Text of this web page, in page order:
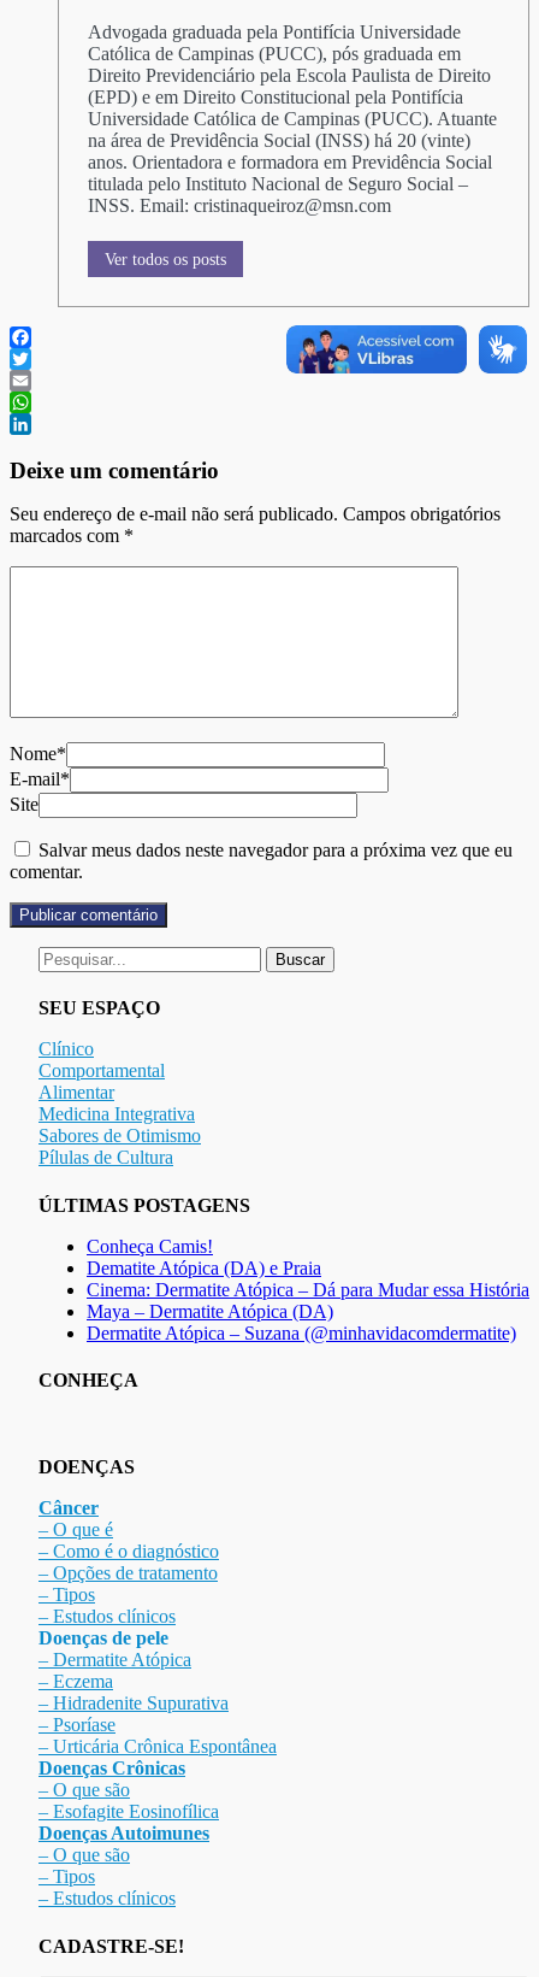
Advogada graduada pela Pontifícia Universidade
Católica de Campinas (PUCC), pós graduada em
Direito Previdenciário pela Escola Paulista de Direito
(EPD) e em Direito Constitucional pela Pontifícia
Universidade Católica de Campinas (PUCC). Atuante
na área de Previdência Social (INSS) há 20 (vinte)
anos. Orientadora e formadora em Previdência Social
titulada pelo Instituto Nacional de Seguro Social –
INSS. Email: cristinaqueiroz@msn.com
Ver todos os posts
Facebook
Twitter
Email
WhatsApp
Deixe um comentário
Seu endereço de e-mail não será publicado. Campos obrigatórios
marcados com *
Nome*
E-mail*
Site
Salvar meus dados neste navegador para a próxima vez que eu
comentar.
Buscar
por:
SEU ESPAÇO
Clínico
Comportamental
Alimentar
Medicina Integrativa
Sabores de Otimismo
Pílulas de Cultura
ÚLTIMAS POSTAGENS
Conheça Camis!
Dematite Atópica (DA) e Praia
Cinema: Dermatite Atópica – Dá para Mudar essa História
Maya – Dermatite Atópica (DA)
Dermatite Atópica – Suzana (@minhavidacomdermatite)
CONHEÇA
DOENÇAS
Câncer
– O que é
– Como é o diagnóstico
– Opções de tratamento
– Tipos
– Estudos clínicos
Doenças de pele
– Dermatite Atópica
– Eczema
– Hidradenite Supurativa
– Psoríase
– Urticária Crônica Espontânea
Doenças Crônicas
– O que são
– Esofagite Eosinofílica
Doenças Autoimunes
– O que são
– Tipos
– Estudos clínicos
CADASTRE-SE!